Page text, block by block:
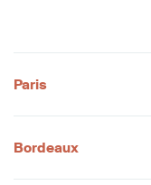
Paris
Bordeaux